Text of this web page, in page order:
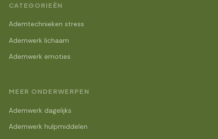
CATEGORIEËN
Ademtechnieken stress
Ademwerk lichaam
Ademwerk emoties
MEER ONDERWERPEN
Ademwerk dagelijks
Ademwerk hulpmiddelen